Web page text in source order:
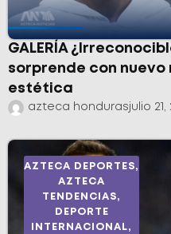
GALERÍA
sorprende con
estética
azteca honduras julio 21,
AZTECA DEPORTES,
AZTECA
TENDENCIAS,
DEPORTE
INTERNACIONAL,